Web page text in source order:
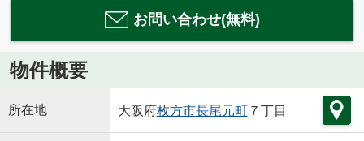
お問い合わせ(無料)
物件概要
所在地 大阪府枚方市長尾元町７丁目